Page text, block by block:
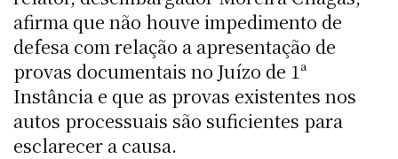
afirma que não houve impedimento de
defesa com relação a apresentação de
provas documentais no Juízo de 1ª
Instância e que as provas existentes nos
autos processuais são suficientes para
esclarecer a causa.